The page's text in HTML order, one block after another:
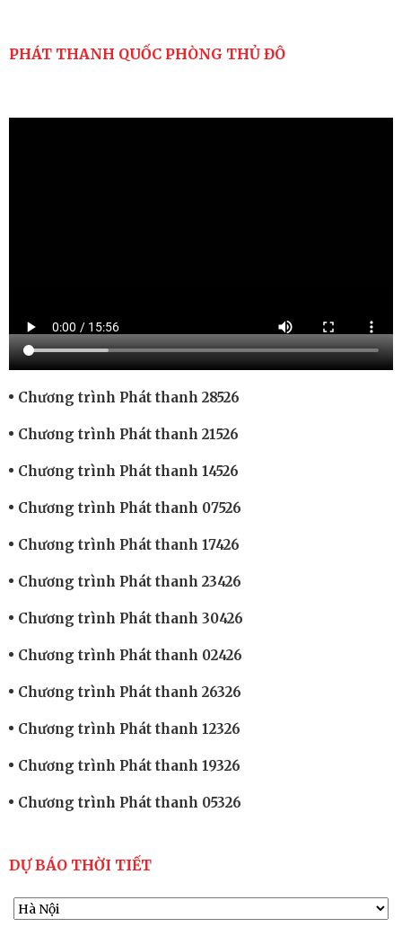
PHÁT THANH QUỐC PHÒNG THỦ ĐÔ
Chương trình Phát thanh 28526
Chương trình Phát thanh 21526
Chương trình Phát thanh 14526
Chương trình Phát thanh 07526
Chương trình Phát thanh 17426
Chương trình Phát thanh 23426
Chương trình Phát thanh 30426
Chương trình Phát thanh 02426
Chương trình Phát thanh 26326
Chương trình Phát thanh 12326
Chương trình Phát thanh 19326
Chương trình Phát thanh 05326
DỰ BÁO THỜI TIẾT